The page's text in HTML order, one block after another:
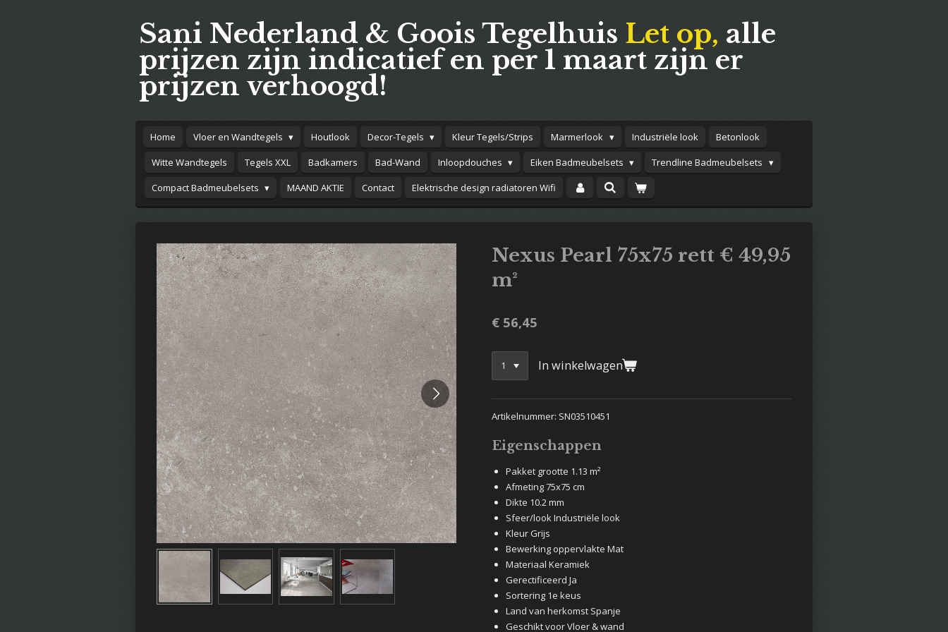
Sani Nederland & Goois Tegelhuis Let op, alle
prijzen zijn indicatief en per 1 maart zijn er
prijzen verhoogd!
Home Vloer en Wandtegels Houtlook Decor-Tegels Kleur Tegels/Strips Marmerlook Industriële look
Betonlook
Witte Wandtegels
Tegels XXL Badkamers Bad-Wand Inloopdouches Eiken Badmeubelsets
Trendline Badmeubelsets
Compact Badmeubelsets
MAAND AKTIE Contact Elektrische design radiatoren Wifi
Nexus Pearl 75x75 rett € 49,95
m²
€ 56,45
In winkelwagen
Artikelnummer: SN03510451
Eigenschappen
Pakket grootte 1.13 m²
Afmeting 75x75 cm
Dikte 10.2 mm
Sfeer/look Industriële look
Kleur Grijs
Bewerking oppervlakte Mat
Materiaal Keramiek
Gerectificeerd Ja
Sortering 1e keus
Land van herkomst Spanje
Geschikt voor Vloer & wand